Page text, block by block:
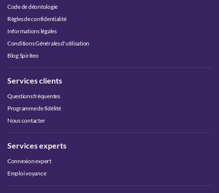
Code de déontologie
Règles de confidentialité
Informations légales
Conditions Générales d'utilisation
Blog Spiriteo
Services clients
Questions fréquentes
Programme de fidélité
Nous contacter
Services experts
Connexion expert
Emploi voyance